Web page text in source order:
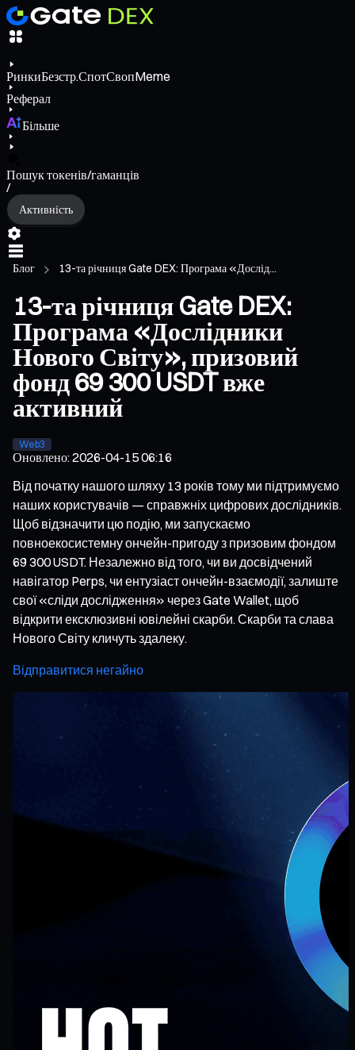
РинкиБезстр.СпотСвопMeme
Реферал
Більше
Пошук токенів/гаманців
/
Активність
Блог 13-та річниця Gate DEX: Програма «Дослід...
13-та річниця Gate DEX:
Програма «Дослідники
Нового Світу», призовий
фонд 69 300 USDT вже
активний
Web3
Оновлено:2026-04-15 06:16
Від початку нашого шляху 13 років тому ми підтримуємо
наших користувачів — справжніх цифрових дослідників.
Щоб відзначити цю подію, ми запускаємо
повноекосистемну ончейн-пригоду з призовим фондом
69 300 USDT. Незалежно від того, чи ви досвідчений
навігатор Perps, чи ентузіаст ончейн-взаємодії, залиште
свої «сліди дослідження» через Gate Wallet, щоб
відкрити ексклюзивні ювілейні скарби. Скарби та слава
Нового Світу кличуть здалеку.
Відправитися негайно